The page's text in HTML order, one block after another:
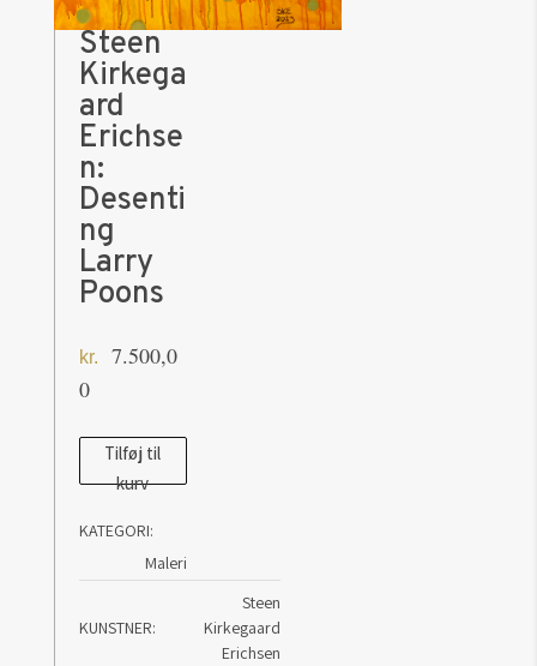
Steen
Kirkega
ard
Erichse
n:
Desenti
ng
Larry
Poons
kr.
7.500,0
0
Steen
Kirkegaard
Larry
Tilføj til
kurv
KATEGORI:
Maleri
KUNSTNER
Steen
Kirkegaard
Erichsen